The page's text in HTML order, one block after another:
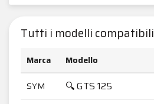
Tutti i modelli compatibili
Marca Modello
SYM
🔍 GTS 125